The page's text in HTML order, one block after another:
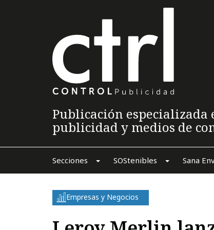
Publicación especializada
publicidad y medios de
Secciones SOStenibles Sana
Empresas y Negocios